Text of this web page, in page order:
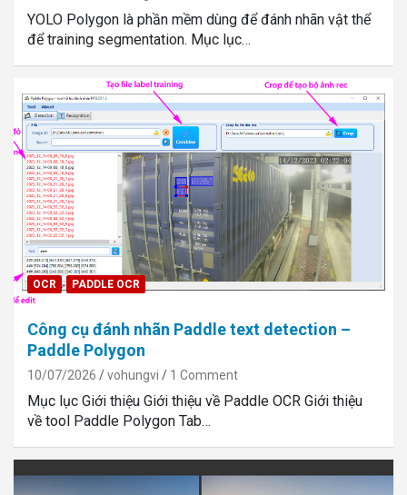
YOLO Polygon là phần mềm dùng để đánh nhãn vật thể
để training segmentation. Mục lục…
OCR PADDLE OCR
Công cụ đánh nhãn Paddle text detection –
Paddle Polygon
10/07/2026 vohungvi 1 Comment
Mục lục Giới thiệu Giới thiệu về Paddle OCR Giới thiệu
về tool Paddle Polygon Tab…